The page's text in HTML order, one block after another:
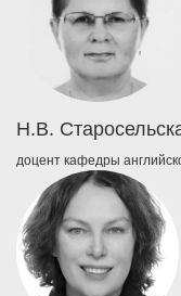
Н.В.
доцент кафедры